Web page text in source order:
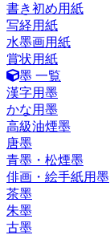
書き初め用紙
写経用紙
水墨画用紙
賞状用紙
墨 一覧
漢字用墨
かな用墨
高級油煙墨
唐墨
青墨・松煙墨
俳画・絵手紙用墨
茶墨
朱墨
古墨